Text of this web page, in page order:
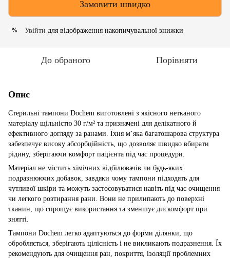
Замовити швидко
% Увійти для відображення накопичувальної знижки
До обраного Порівняти
Опис
Стерильні тампони Dochem виготовлені з якісного нетканого
матеріалу щільністю 30 г/м² та призначені для делікатного й
ефективного догляду за ранами. Їхня м’яка багатошарова структура
забезпечує високу абсорбційність, що дозволяє швидко вбирати
рідину, зберігаючи комфорт пацієнта під час процедури.
Матеріал не містить хімічних відбілювачів чи будь-яких
подразнюючих добавок, завдяки чому тампони підходять для
чутливої шкіри та можуть застосовуватися навіть під час очищення
чи легкого розтирання рани. Вони не прилипають до поверхні
тканин, що спрощує використання та зменшує дискомфорт при
знятті.
Тампони Dochem легко адаптуються до форми ділянки, що
обробляється, зберігають цілісність і не викликають подразнення. Їх
рекомендують для очищення ран, покриття, ізоляції проблемних